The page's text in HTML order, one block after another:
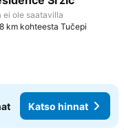
ei ole saatavilla
km kohteesta Tučepi
Katso hinnat